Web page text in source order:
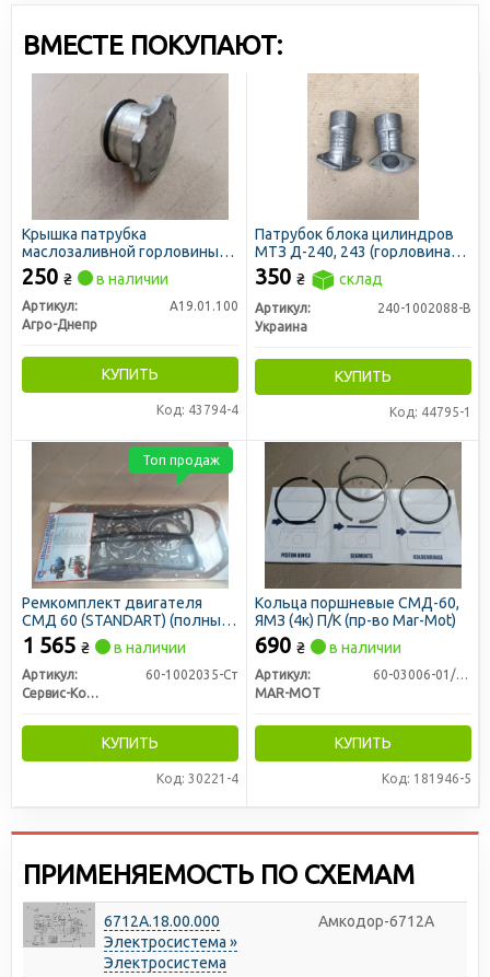
ВМЕСТЕ ПОКУПАЮТ:
Крышка патрубка
маслозаливной горловины
МТЗ в сб. с кольцом упл. (пр-
во Украина)
250 ₴ в наличии
Артикул:
А19.01.100
Агро-Днепр
КУПИТЬ
Код: 43794-4
Патрубок блока цилиндров
МТЗ Д-240, 243 (горловина
маслозаливная)
350 ₴ склад
Артикул:
240-1002088-В
Украина
КУПИТЬ
Код: 44795-1
Ремкомплект двигателя
СМД 60 (STANDART) (полный)
(29 наим.) Т150 (пр-во
Сервис-Комплектация)
1 565 ₴ в наличии
Артикул:
60-1002035-Ст
Сервис-Комплектация ООО, Украина
КУПИТЬ
Код: 30221-4
Топ продаж
Кольца поршневые СМД-60,
ЯМЗ (4к) П/К (пр-во Mar-Mot)
690 ₴ в наличии
Артикул:
60-03006-01/236-1004002
MAR-MOT
КУПИТЬ
Код: 181946-5
ПРИМЕНЯЕМОСТЬ ПО СХЕМАМ
6712А.18.00.000
Электросистема »
Электросистема
Амкодор-6712А